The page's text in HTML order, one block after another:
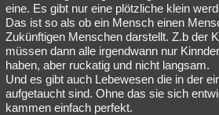
eine. Es gibt nur eine plötzliche klein
Das ist so als ob ein Mensch einen
Zukünftigen Menschen darstellt. Z.b der
müssen dann alle irgendwann nur
haben, aber ruckatig und nicht langsam.
Und es gibt auch Lebewesen die in der
aufgetaucht sind. Ohne das sie sich
kammen einfach perfekt.